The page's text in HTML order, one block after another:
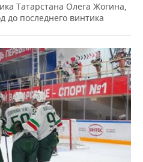
Татарстана Олега Жогина,
до последнего винтика